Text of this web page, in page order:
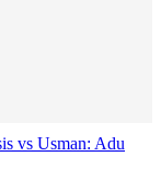
vs Usman: Adu